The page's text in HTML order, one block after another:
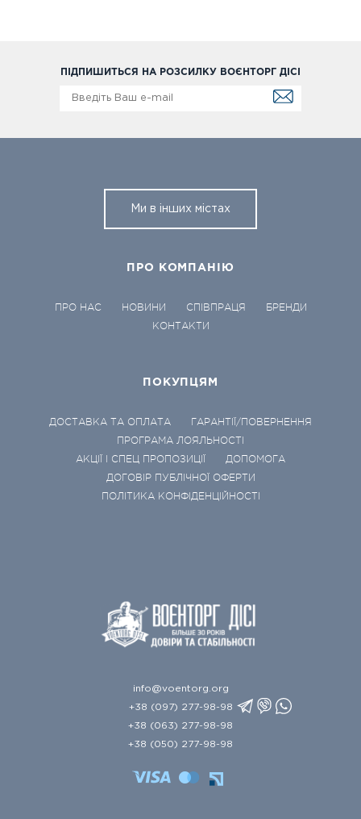
ПІДПИШИТЬСЯ НА РОЗСИЛКУ ВОЄНТОРГ ДІСІ
Ми в інших містах
ПРО КОМПАНІЮ
ПРО НАС НОВИНИ СПІВПРАЦЯ
БРЕНДИ
КОНТАКТИ
ПОКУПЦЯМ
ДОСТАВКА ТА ОПЛАТА
ГАРАНТІЇ/ПОВЕРНЕННЯ
ПРОГРАМА ЛОЯЛЬНОСТІ
АКЦІЇ І СПЕЦ ПРОПОЗИЦІЇ
ДОПОМОГА
ДОГОВІР ПУБЛІЧНОЇ ОФЕРТИ
ПОЛІТИКА КОНФІДЕНЦІЙНОСТІ
info@voentorg.org
+38 (097) 277-98-98
+38 (063) 277-98-98
+38 (050) 277-98-98